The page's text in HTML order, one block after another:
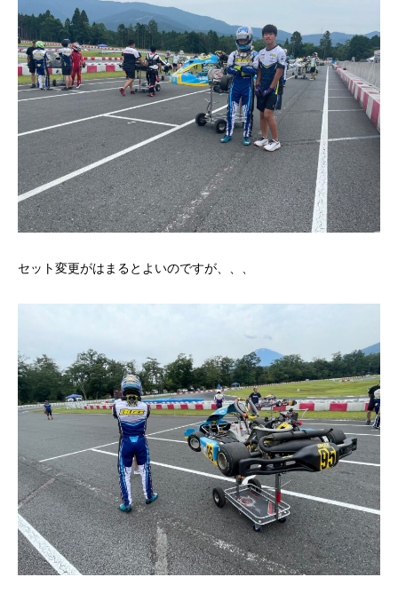
セット変更がはまるとよいのですが、、、